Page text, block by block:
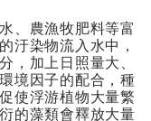
、農漁牧肥料等富
汙染物流入水中，
，加上日照量大、
境因子的配合，種
使浮游植物大量繁
的藻類會釋放大量